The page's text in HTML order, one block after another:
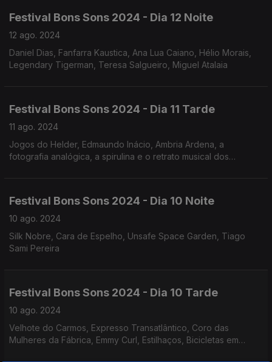
Festival Bons Sons 2024 - Dia 12 Noite
12 ago. 2024
Daniel Dias, Fanfarra Kaustica, Ana Lua Caiano, Hélio Morais,
Legendary Tigerman, Teresa Salgueiro, Miguel Atalaia
Festival Bons Sons 2024 - Dia 11 Tarde
11 ago. 2024
Jogos do Helder, Edmaundo Inácio, Ambria Ardena, a
fotografia analógica, a spirulina e o retrato musical dos
Festival Bons Sons 2024 - Dia 10 Noite
10 ago. 2024
Silk Nobre, Cara de Espelho, Unsafe Space Garden, Tiago
Sami Pereira
Festival Bons Sons 2024 - Dia 10 Tarde
10 ago. 2024
Velhote do Carmos, Expresso Transatlântico, Coro das
Mulheres da Fábrica, Emmy Curl, Estilhaços, Bicicletas em